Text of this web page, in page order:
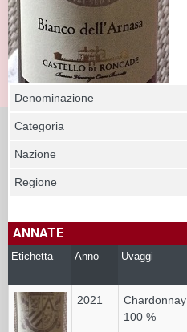
Denominazione
Categoria
Nazione
Regione
ANNATE
Etichetta Anno Uvaggi
2021
Chardonnay
100 %